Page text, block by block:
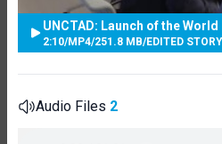
UNCTAD: Launch of the
2:10/MP4/251.8 MB/EDITED STORY
Audio Files 2